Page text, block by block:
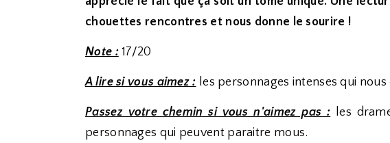
chouettes rencontres et nous donne le sourire !
Note :17/20
A lire si vous aimez : les personnages intenses qui
Passez votre chemin si vous n'aimez pas : les
personnages qui peuvent paraitre mous.